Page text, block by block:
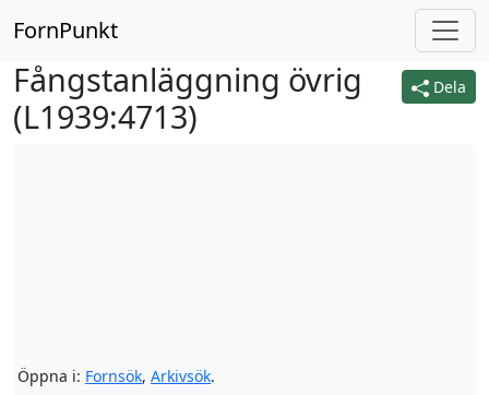
FornPunkt
Dela
Fångstanläggning övrig
(L1939:4713)
Öppna i: Fornsök, Arkivsök.